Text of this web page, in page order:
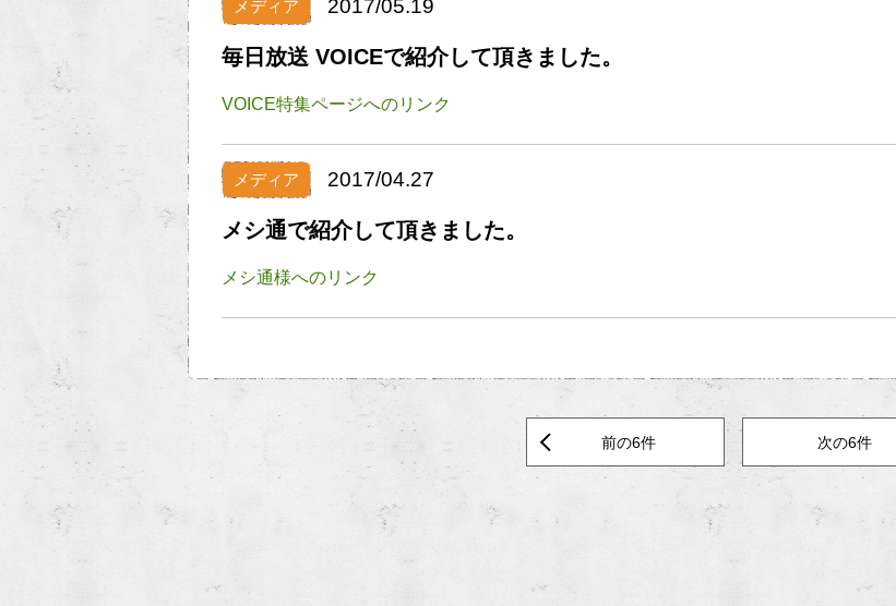
メディア 2017/05.19
毎日放送 VOICEで紹介して頂きました。
VOICE特集ページへのリンク
メディア 2017/04.27
メシ通で紹介して頂きました。
メシ通様へのリンク
前の6件 次の6件